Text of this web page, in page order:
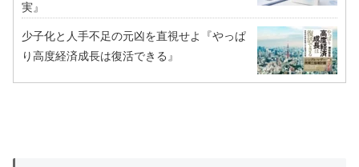
実』
少子化と人手不足の元凶を直視せよ『やっぱ
り高度経済成長は復活できる』